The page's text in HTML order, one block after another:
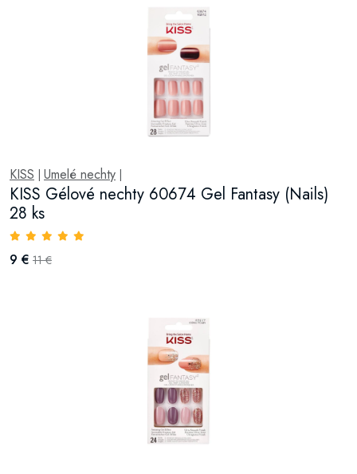
KISS Umelé nechty
KISS Gélové nechty 60674 Gel Fantasy (Nails)
28 ks
9 € 11 €